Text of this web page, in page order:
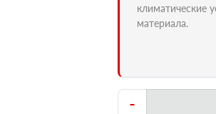
климатические
материала.
-